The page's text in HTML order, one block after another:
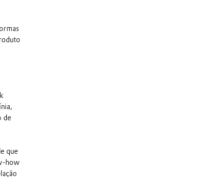
de
que
how